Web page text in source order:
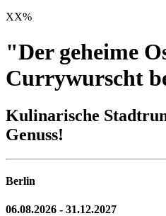
XX%
"Der geheime
Currywurscht
Kulinarische
Genuss!
Berlin
06.08.2026 - 31.12.2027